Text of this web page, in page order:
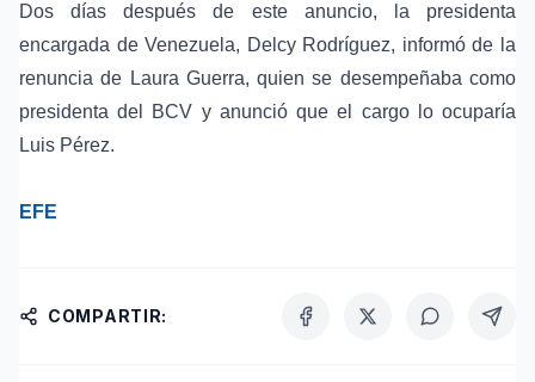
Dos días después de este anuncio, la presidenta
encargada de Venezuela, Delcy Rodríguez, informó de la
renuncia de Laura Guerra, quien se desempeñaba como
presidenta del BCV y anunció que el cargo lo ocuparía
Luis Pérez.
EFE
COMPARTIR: